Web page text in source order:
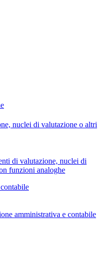
nuclei di valutazione o altri
di valutazione, nuclei di
funzioni analoghe
amministrativa e contabile